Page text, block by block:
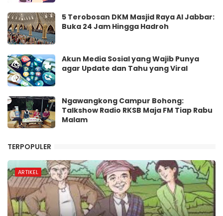
5 Terobosan DKM Masjid Raya Al Jabbar:
Buka 24 Jam Hingga Hadroh
Akun Media Sosial yang Wajib Punya
agar Update dan Tahu yang Viral
Ngawangkong Campur Bohong:
Talkshow Radio RKSB Maja FM Tiap Rabu
Malam
TERPOPULER
ARTIKEL